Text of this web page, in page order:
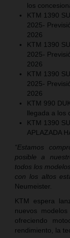
los
KTM 1390
2025-
2026
KTM 1390
2025-
2026
KTM 1390
2025-
2026
KTM 990
llegada a los
KTM 1390
APLAZADA
“Estamos
posible a
todos los
con los altos
Neumeister.
KTM espera
nuevos
ofreciendo
rendimiento, la